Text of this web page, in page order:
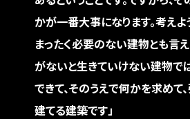
かが一番大事になります。考えよ
まったく必要のない建物とも言え
がないと生きていけない建物で
できて、そのうえで何かを求めて
建てる建築です」